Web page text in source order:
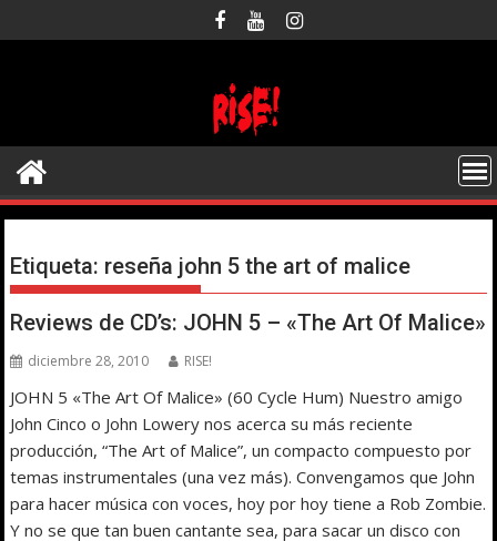
al
Etiqueta: reseña john 5 the art of malice
Reviews de CD’s: JOHN 5 – «The Art Of Malice»
diciembre 28, 2010 RISE!
JOHN 5 «The Art Of Malice» (60 Cycle Hum) Nuestro amigo
John Cinco o John Lowery nos acerca su más reciente
producción, “The Art of Malice”, un compacto compuesto por
temas instrumentales (una vez más). Convengamos que John
para hacer música con voces, hoy por hoy tiene a Rob Zombie.
Y no se que tan buen cantante sea, para sacar un disco con